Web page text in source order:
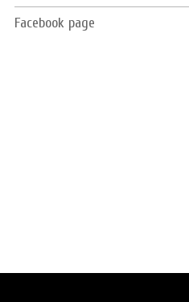
Facebook page